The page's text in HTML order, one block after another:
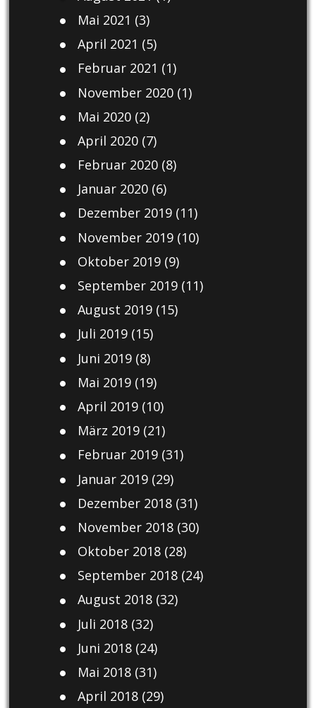
Mai 2021 (3)
April 2021 (5)
Februar 2021 (1)
November 2020(1)
Mai 2020(2)
April 2020(7)
Februar 2020(8)
Januar 2020(6)
Dezember 2019(11)
November 2019(10)
Oktober 2019(9)
September 2019(11)
August 2019(15)
Juli 2019(15)
Juni 2019(8)
Mai 2019(19)
April 2019(10)
März 2019(21)
Februar 2019(31)
Januar 2019(29)
Dezember 2018(31)
November 2018(30)
Oktober 2018(28)
September 2018(24)
August 2018(32)
Juli 2018(32)
Juni 2018(24)
Mai 2018(31)
April 2018(29)